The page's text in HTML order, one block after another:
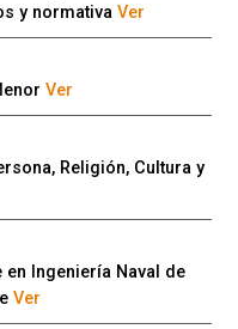
y normativaVer
Ver
Religión, Cultura y
Ingeniería Naval de
Ver